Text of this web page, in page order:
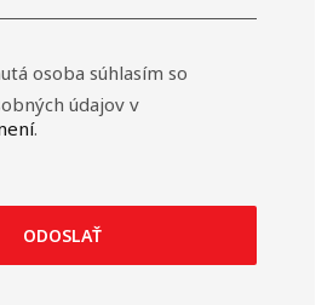
osoba súhlasím so
údajov v
.
ODOSLAŤ